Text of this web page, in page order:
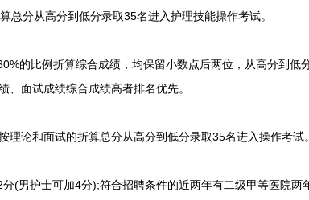
分从高分到低分录取35名进入护理技能操作考试。
的比例折算综合成绩，均保留小数点后两位，从高分到低
面试成绩综合成绩高者排名优先。
论和面试的折算总分从高分到低分录取35名进入操作考试。
护士可加4分);符合招聘条件的近两年有二级甲等医院两